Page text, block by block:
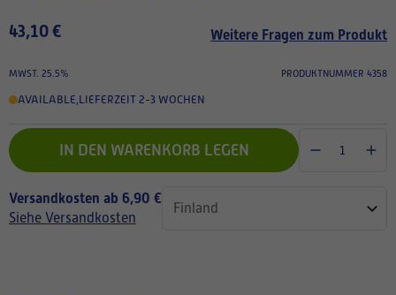
43,10 € Weitere Fragen zum Produkt
MWST. 25.5% PRODUKTNUMMER 4358
AVAILABLE,LIEFERZEIT 2-3 WOCHEN
IN DEN WARENKORB LEGEN
Versandkosten ab 6,90 €
Siehe Versandkosten